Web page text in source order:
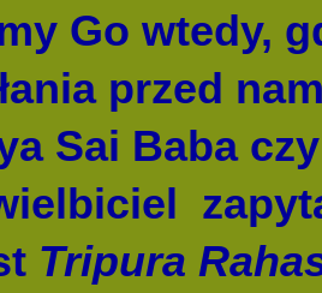
Go wtedy,
przed
Sai Baba
Tripura